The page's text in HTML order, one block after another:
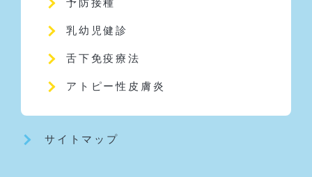
乳幼児健診
舌下免疫療法
アトピー性皮膚炎
サイトマップ